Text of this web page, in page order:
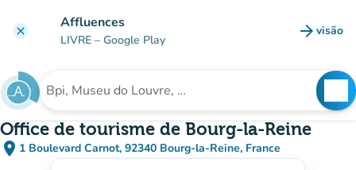
clear Affluences
LIVRE – Google Play arrow_forward visão
(novo
Procura uma instituição
Office de tourisme de Bourg-la-Reine
place 1 Boulevard Carnot, 92340 Bourg-la-Reine, France
(abrir no Google Maps)
(novo separador)